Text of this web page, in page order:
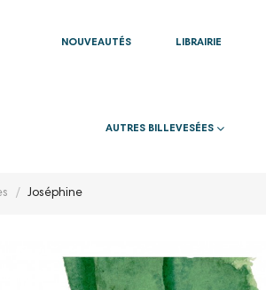
NOUVEAUTÉS LIBRAIRIE
AUTRES BILLEVESÉES
Joséphine